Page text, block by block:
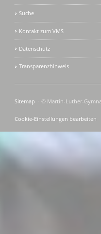
Suche
Kontakt zum VMS
Datenschutz
Transparenzhinweis
Navigation
Sitemap
© Martin-Luther-
Cookie-Einstellungen bearbeiten